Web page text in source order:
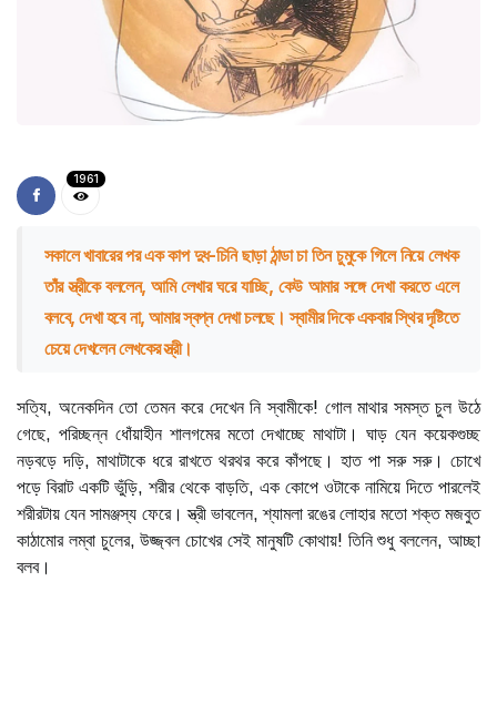
1961
সকালে খাবারের পর এক কাপ দুধ-চিনি ছাড়া ঠান্ডা চা তিন চুমুকে গিলে নিয়ে লেখক
তাঁর স্ত্রীকে বললেন, আমি লেখার ঘরে যাচ্ছি, কেউ আমার সঙ্গে দেখা করতে এলে
বলবে, দেখা হবে না, আমার স্বপ্ন দেখা চলছে। স্বামীর দিকে একবার স্থির দৃষ্টিতে
চেয়ে দেখলেন লেখকের স্ত্রী।
সত্যি, অনেকদিন তো তেমন করে দেখেন নি স্বামীকে! গোল মাথার সমস্ত চুল উঠে
গেছে, পরিচ্ছন্ন ধোঁয়াহীন শালগমের মতো দেখাচ্ছে মাথাটা। ঘাড় যেন কয়েকগুচ্ছ
নড়বড়ে দড়ি, মাথাটাকে ধরে রাখতে থরথর করে কাঁপছে। হাত পা সরু সরু। চোখে
পড়ে বিরাট একটি ভুঁড়ি, শরীর থেকে বাড়তি, এক কোপে ওটাকে নামিয়ে দিতে পারলেই
শরীরটায় যেন সামঞ্জস্য ফেরে। স্ত্রী ভাবলেন, শ্যামলা রঙের লোহার মতো শক্ত মজবুত
কাঠামোর লম্বা চুলের, উজ্জ্বল চোখের সেই মানুষটি কোথায়! তিনি শুধু বললেন, আচ্ছা
বলব।